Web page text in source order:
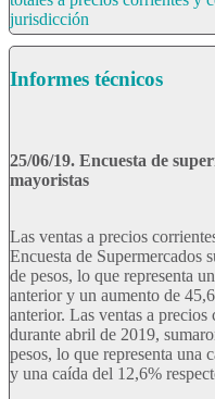
jurisdicción
Informes técnicos
25/06/19. Encuesta de
mayoristas
Las ventas a precios
Encuesta de Supermercados
de pesos, lo que representa
anterior y un aumento de
anterior. Las ventas a precios
durante abril de 2019,
pesos, lo que representa una
y una caída del 12,6%